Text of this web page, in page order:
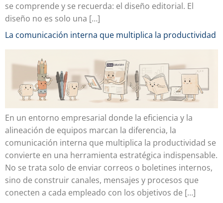
se comprende y se recuerda: el diseño editorial. El
diseño no es solo una […]
La comunicación interna que multiplica la productividad
En un entorno empresarial donde la eficiencia y la
alineación de equipos marcan la diferencia, la
comunicación interna que multiplica la productividad se
convierte en una herramienta estratégica indispensable.
No se trata solo de enviar correos o boletines internos,
sino de construir canales, mensajes y procesos que
conecten a cada empleado con los objetivos de […]